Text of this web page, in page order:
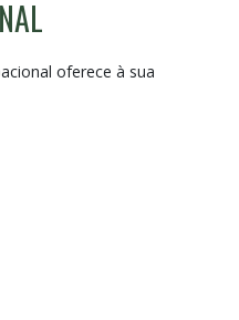
oferece à sua